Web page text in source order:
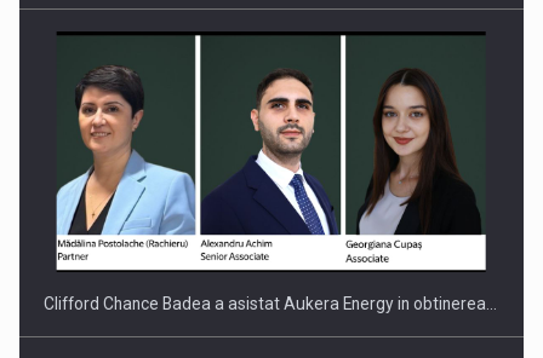
Clifford Chance Badea a asistat Aukera Energy in obtinerea…